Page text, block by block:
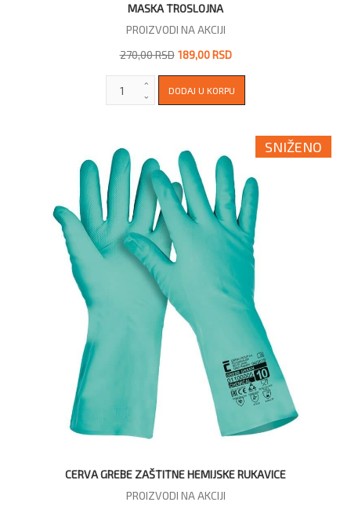
MASKA TROSLOJNA
PROIZVODI NA AKCIJI
270,00 RSD 189,00 RSD
SNIŽENO
CERVA GREBE ZAŠTITNE HEMIJSKE RUKAVICE
PROIZVODI NA AKCIJI